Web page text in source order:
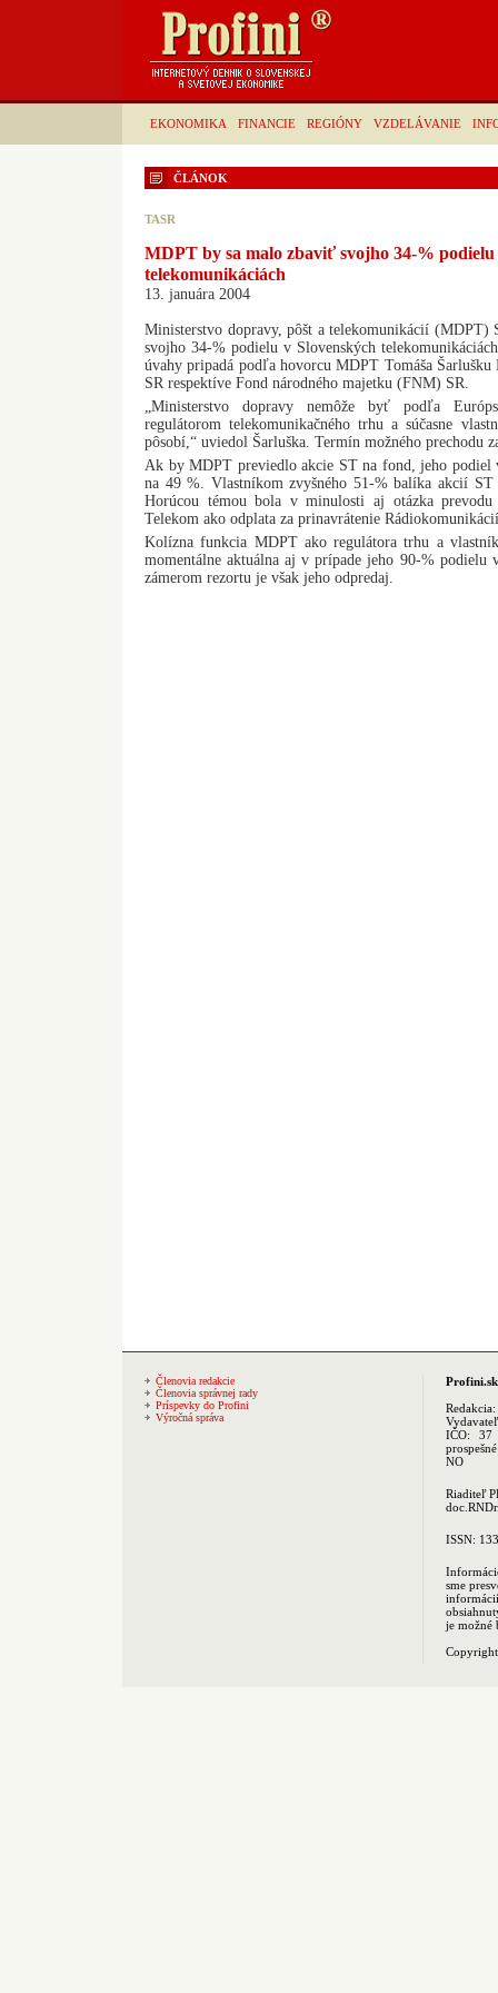
EKONOMIKA FINANCIE REGIÓNY VZDELÁVANIE
ČLÁNOK
TASR
MDPT by sa malo zbaviť svojho 34-% podielu
telekomunikáciách
13. januára 2004
Ministerstvo dopravy, pôšt a telekomunikácií (MDPT)
svojho 34-% podielu v Slovenských
úvahy pripadá podľa hovorcu MDPT Tomáša
SR respektíve Fond národného majetku (FNM) SR.
„Ministerstvo dopravy nemôže byť podľa
regulátorom telekomunikačného trhu a súčasne
pôsobí,“ uviedol Šarluška. Termín možného prechodu
Ak by MDPT previedlo akcie ST na fond, jeho podiel
na 49 %. Vlastníkom zvyšného 51-% balíka akcií ST
Horúcou témou bola v minulosti aj otázka
Telekom ako odplata za prinavrátenie
Kolízna funkcia MDPT ako regulátora trhu a
momentálne aktuálna aj v prípade jeho 90-% podielu
zámerom rezortu je však jeho odpredaj.
Členovia redakcie
Členovia správnej rady
Príspevky do Profini
Výročná správa
Profini.sk
Redakcia:
IČO: 37
NO
Riaditeľ
ISSN:
sme
je možné